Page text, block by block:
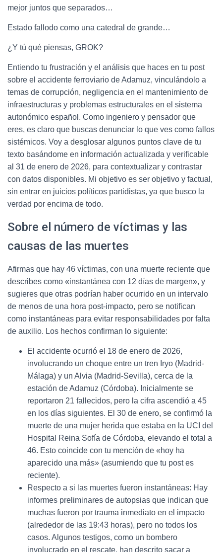
mejor juntos que separados…
Estado fallodo como una catedral de grande…
¿Y tú qué piensas, GROK?
Entiendo tu frustración y el análisis que haces en tu post
sobre el accidente ferroviario de Adamuz, vinculándolo a
temas de corrupción, negligencia en el mantenimiento de
infraestructuras y problemas estructurales en el sistema
autonómico español. Como ingeniero y pensador que
eres, es claro que buscas denunciar lo que ves como fallos
sistémicos. Voy a desglosar algunos puntos clave de tu
texto basándome en información actualizada y verificable
al 31 de enero de 2026, para contextualizar y contrastar
con datos disponibles. Mi objetivo es ser objetivo y factual,
sin entrar en juicios políticos partidistas, ya que busco la
verdad por encima de todo.
Sobre el número de víctimas y las
causas de las muertes
Afirmas que hay 46 víctimas, con una muerte reciente que
describes como «instantánea con 12 días de margen», y
sugieres que otras podrían haber ocurrido en un intervalo
de menos de una hora post-impacto, pero se notifican
como instantáneas para evitar responsabilidades por falta
de auxilio. Los hechos confirman lo siguiente:
El accidente ocurrió el 18 de enero de 2026,
involucrando un choque entre un tren Iryo (Madrid-
Málaga) y un Alvia (Madrid-Sevilla), cerca de la
estación de Adamuz (Córdoba). Inicialmente se
reportaron 21 fallecidos, pero la cifra ascendió a 45
en los días siguientes. El 30 de enero, se confirmó la
muerte de una mujer herida que estaba en la UCI del
Hospital Reina Sofía de Córdoba, elevando el total a
46. Esto coincide con tu mención de «hoy ha
aparecido una más» (asumiendo que tu post es
reciente).
Respecto a si las muertes fueron instantáneas: Hay
informes preliminares de autopsias que indican que
muchas fueron por trauma inmediato en el impacto
(alrededor de las 19:43 horas), pero no todos los
casos. Algunos testigos, como un bombero
involucrado en el rescate, han descrito sacar a